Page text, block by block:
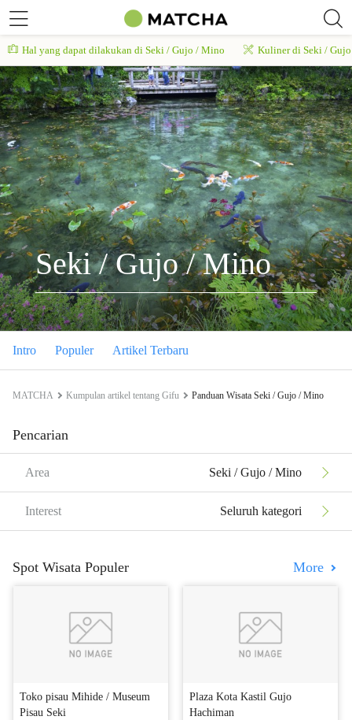
Hal yang dapat dilakukan di Seki / Gujo / Mino Kuliner di Seki /
Seki / Gujo / Mino
Intro Populer Artikel Terbaru
MATCHA Kumpulan artikel tentang Gifu Panduan Wisata Seki / Gujo / Mino
Pencarian
Area Seki / Gujo / Mino
Interest Seluruh kategori
Spot Wisata Populer More
Toko pisau Mihide / Museum
Pisau Seki
Plaza Kota Kastil Gujo
Hachiman